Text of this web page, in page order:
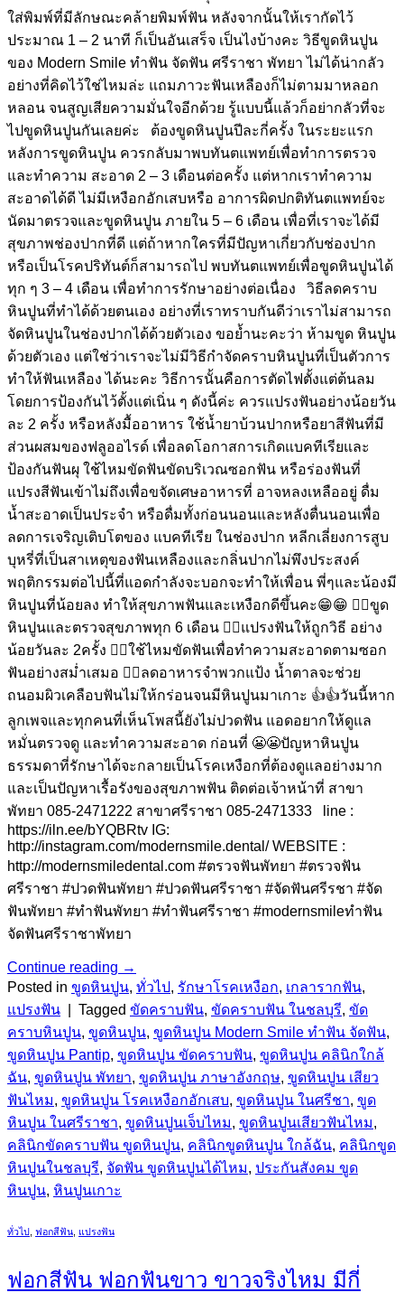
ใส่พิมพ์ที่มีลักษณะคล้ายพิมพ์ฟัน หลังจากนั้นให้เรากัดไว้
ประมาณ 1 – 2 นาที ก็เป็นอันเสร็จ เป็นไงบ้างคะ วิธีขูดหินปูน
ของ Modern Smile ทำฟัน จัดฟัน ศรีราชา พัทยา ไม่ได้น่ากลัว
อย่างที่คิดไว้ใช่ไหมล่ะ แถมภาวะฟันเหลืองก็ไม่ตามมาหลอก
หลอน จนสูญเสียความมั่นใจอีกด้วย รู้แบบนี้แล้วก็อย่ากลัวที่จะ
ไปขูดหินปูนกันเลยค่ะ ต้องขูดหินปูนปีละกี่ครั้ง ในระยะแรก
หลังการขูดหินปูน ควรกลับมาพบทันตแพทย์เพื่อทำการตรวจ
และทำความ สะอาด 2 – 3 เดือนต่อครั้ง แต่หากเราทำความ
สะอาดได้ดี ไม่มีเหงือกอักเสบหรือ อาการผิดปกติทันตแพทย์จะ
นัดมาตรวจและขูดหินปูน ภายใน 5 – 6 เดือน เพื่อที่เราจะได้มี
สุขภาพช่องปากที่ดี แต่ถ้าหากใครที่มีปัญหาเกี่ยวกับช่องปาก
หรือเป็นโรคปริทันต์ก็สามารถไป พบทันตแพทย์เพื่อขูดหินปูนได้
ทุก ๆ 3 – 4 เดือน เพื่อทำการรักษาอย่างต่อเนื่อง วิธีลดคราบ
หินปูนที่ทำได้ด้วยตนเอง อย่างที่เราทราบกันดีว่าเราไม่สามารถ
จัดหินปูนในช่องปากได้ด้วยตัวเอง ขอย้ำนะคะว่า ห้ามขูด หินปูน
ด้วยตัวเอง แต่ใช่ว่าเราจะไม่มีวิธีกำจัดคราบหินปูนที่เป็นตัวการ
ทำให้ฟันเหลือง ได้นะคะ วิธีการนั้นคือการตัดไฟตั้งแต่ต้นลม
โดยการป้องกันไว้ตั้งแต่เนิ่น ๆ ดังนี้ค่ะ ควรแปรงฟันอย่างน้อยวัน
ละ 2 ครั้ง หรือหลังมื้ออาหาร ใช้น้ำยาบ้วนปากหรือยาสีฟันที่มี
ส่วนผสมของฟลูออไรด์ เพื่อลดโอกาสการเกิดแบคทีเรียและ
ป้องกันฟันผุ ใช้ไหมขัดฟันขัดบริเวณซอกฟัน หรือร่องฟันที่
แปรงสีฟันเข้าไม่ถึงเพื่อขจัดเศษอาหารที่ อาจหลงเหลืออยู่ ดื่ม
น้ำสะอาดเป็นประจำ หรือดื่มทั้งก่อนนอนและหลังตื่นนอนเพื่อ
ลดการเจริญเติบโตของ แบคทีเรีย ในช่องปาก หลีกเลี่ยงการสูบ
บุหรี่ที่เป็นสาเหตุของฟันเหลืองและกลิ่นปากไม่พึงประสงค์
พฤติกรรมต่อไปนี้ที่แอดกำลังจะบอกจะทำให้เพื่อน พี่ๆและน้องมี
หินปูนที่น้อยลง ทำให้สุขภาพฟันและเหงือกดีขึ้นคะ😁😁 👉🏽ขูด
หินปูนและตรวจสุขภาพทุก 6 เดือน 👉🏽แปรงฟันให้ถูกวิธี อย่าง
น้อยวันละ 2ครั้ง 👉🏽ใช้ไหมขัดฟันเพื่อทำความสะอาดตามซอก
ฟันอย่างสม่ำเสมอ 👉🏽ลดอาหารจำพวกแป้ง น้ำตาลจะช่วย
ถนอมผิวเคลือบฟันไม่ให้กร่อนจนมีหินปูนมาเกาะ 👍👍วันนี้หาก
ลูกเพจและทุกคนที่เห็นโพสนี้ยังไม่ปวดฟัน แอดอยากให้ดูแล
หมั่นตรวจดู และทำความสะอาด ก่อนที่ 😬😬ปัญหาหินปูน
ธรรมดาที่รักษาได้จะกลายเป็นโรคเหงือกที่ต้องดูแลอย่างมาก
และเป็นปัญหาเรื้อรังของสุขภาพฟัน ติดต่อเจ้าหน้าที่ สาขา
พัทยา 085-2471222 สาขาศรีราชา 085-2471333 line :
https://iln.ee/bYQBRtv IG:
http://instagram.com/modernsmile.dental/ WEBSITE :
http://modernsmiledental.com #ตรวจฟันพัทยา #ตรวจฟัน
ศรีราชา #ปวดฟันพัทยา #ปวดฟันศรีราชา #จัดฟันศรีรชา #จัด
ฟันพัทยา #ทำฟันพัทยา #ทำฟันศรีราชา #modernsmileทำฟัน
จัดฟันศรีราชาพัทยา
Continue reading →
Posted in ขูดหินปูน, ทั่วไป, รักษาโรคเหงือก, เกลารากฟัน,
แปรงฟัน
Tagged ขัดคราบฟัน, ขัดคราบฟัน ในชลบุรี, ขัด
คราบหินปูน, ขูดหินปูน, ขูดหินปูน Modern Smile ทำฟัน จัดฟัน,
ขูดหินปูน Pantip, ขูดหินปูน ขัดคราบฟัน, ขูดหินปูน คลินิกใกล้
ฉัน, ขูดหินปูน พัทยา, ขูดหินปูน ภาษาอังกฤษ, ขูดหินปูน เสียว
ฟันไหม, ขูดหินปูน โรคเหงือกอักเสบ, ขูดหินปูน ในศรีชา, ขูด
หินปูน ในศรีราชา, ขูดหินปูนเจ็บไหม, ขูดหินปูนเสียวฟันไหม,
คลินิกขัดคราบฟัน ขูดหินปูน, คลินิกขูดหินปูน ใกล้ฉัน, คลินิกขูด
หินปูนในชลบุรี, จัดฟัน ขูดหินปูนได้ไหม, ประกันสังคม ขูด
หินปูน, หินปูนเกาะ
ทั่วไป ฟอกสีฟัน แปรงฟัน
ฟอกสีฟัน ฟอกฟันขาว ขาวจริงไหม มีกี่